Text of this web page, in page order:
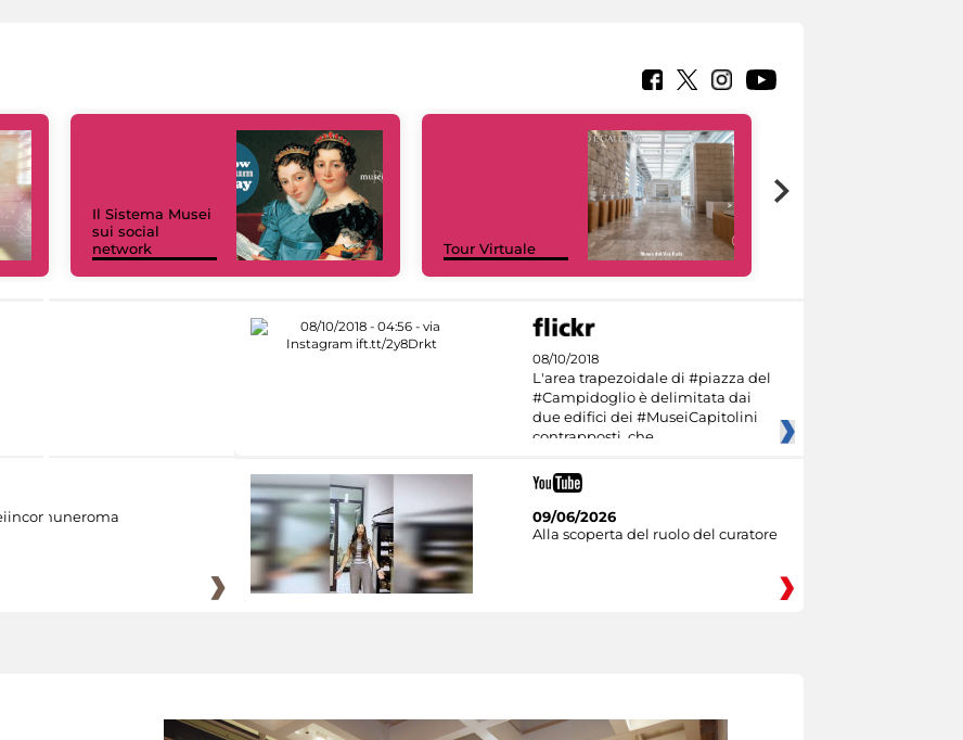
Il Sistema Musei
sui social
network
Tour Virtuale
08/10/2018
L'area trapezoidale di #piazza del
#Campidoglio è delimitata dai
due edifici dei #MuseiCapitolini
contrapposti, che
09/06/2026
Alla scoperta del ruolo del curatore